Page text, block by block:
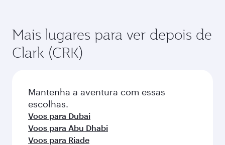
Mais lugares para ver depois de
Clark (CRK)
Mantenha a aventura com essas
escolhas.
Voos para Dubai
Voos para Abu Dhabi
Voos para Riade